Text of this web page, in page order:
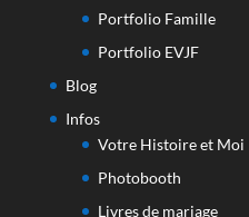
Portfolio Famille
Portfolio EVJF
Blog
Infos
Votre Histoire et Moi
Photobooth
Livres de mariage